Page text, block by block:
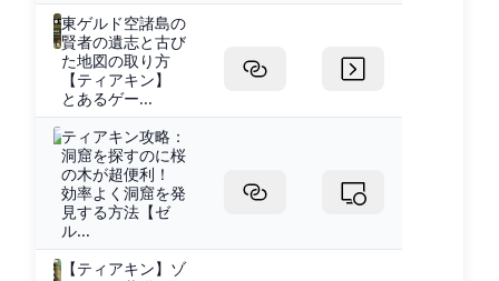
東ゲルド空諸島の
賢者の遺志と古び
た地図の取り方
【ティアキン】
とあるゲー...
ティアキン攻略：
洞窟を探すのに桜
の木が超便利！
効率よく洞窟を発
見する方法【ゼ
ル...
【ティアキン】ゾ